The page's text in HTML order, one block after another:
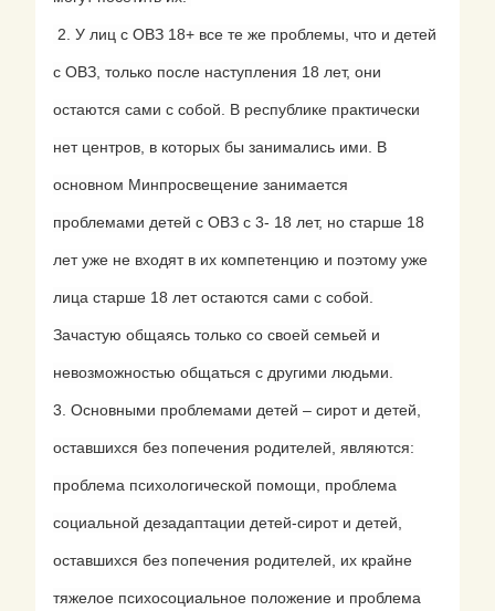
2. У лиц с ОВЗ 18+ все те же проблемы, что и детей
с ОВЗ, только после наступления 18 лет, они
остаются сами с собой. В республике практически
нет центров, в которых бы занимались ими. В
основном Минпросвещение занимается
проблемами детей с ОВЗ с 3- 18 лет, но старше 18
лет уже не входят в их компетенцию и поэтому уже
лица старше 18 лет остаются сами с собой.
Зачастую общаясь только со своей семьей и
невозможностью общаться с другими людьми.
3. Основными проблемами детей – сирот и детей,
оставшихся без попечения родителей, являются:
проблема психологической помощи, проблема
социальной дезадаптации детей-сирот и детей,
оставшихся без попечения родителей, их крайне
тяжелое психосоциальное положение и проблема